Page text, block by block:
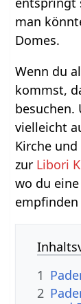
man
Domes.
Wenn du
kommst,
besuchen.
vielleicht
Kirche
zur Libori
wo du
1
2 Paderquelle‏‎